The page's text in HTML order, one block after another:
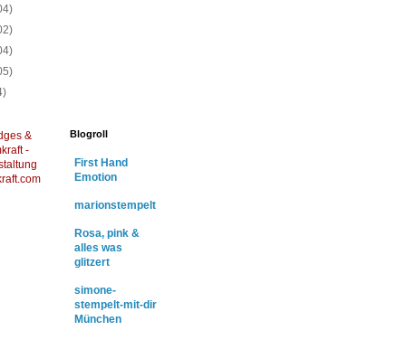
&
-
Blogroll
First Hand
Emotion
marionstempelt
Rosa, pink &
alles was
glitzert
simone-
stempelt-mit-dir
München